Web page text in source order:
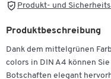
Produkt- und
Produktbeschreibung
Dank dem mittelgrünen
colors in DIN A4 können
Botschaften elegant